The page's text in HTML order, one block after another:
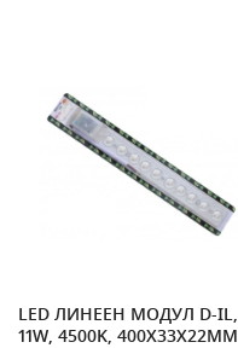
LED ЛИНЕЕН МОДУЛ D-IL,
11W, 4500K, 400X33X22MM